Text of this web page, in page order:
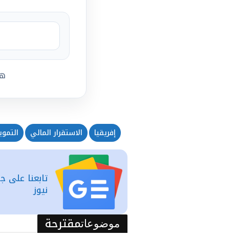
إفريقيا الاستقرار المالي
تابعنا على
نيوز
موضوعاتمقترحة